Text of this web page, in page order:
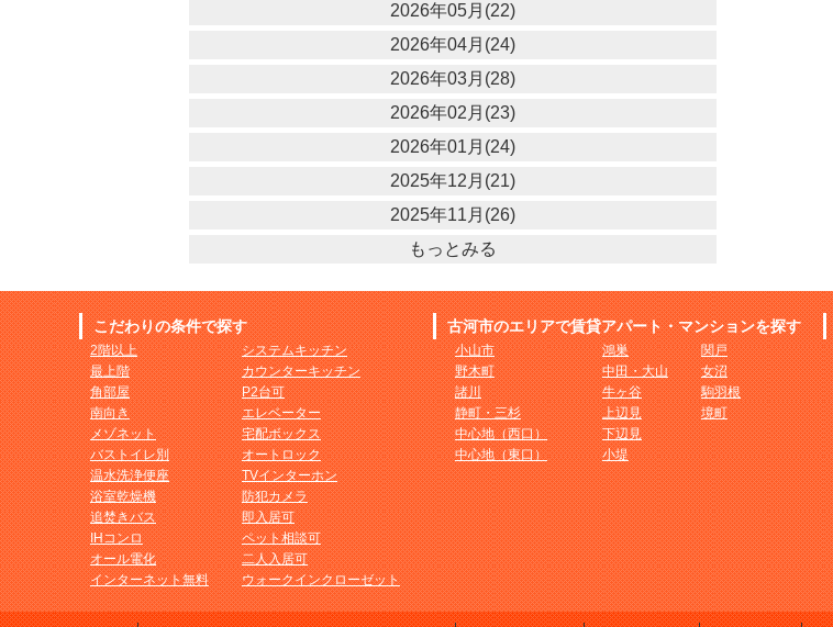
2026年05月(22)
2026年04月(24)
2026年03月(28)
2026年02月(23)
2026年01月(24)
2025年12月(21)
2025年11月(26)
もっとみる
こだわりの条件で探す
2階以上
最上階
角部屋
南向き
メゾネット
バストイレ別
温水洗浄便座
浴室乾燥機
追焚きバス
IHコンロ
オール電化
インターネット無料
システムキッチン
カウンターキッチン
P2台可
エレベーター
宅配ボックス
オートロック
TVインターホン
防犯カメラ
即入居可
ペット相談可
二人入居可
ウォークインクローゼット
古河市のエリアで賃貸アパート・マンションを探す
小山市
野木町
諸川
静町・三杉
中心地（西口）
中心地（東口）
鴻巣
中田・大山
牛ヶ谷
上辺見
下辺見
小堤
関戸
女沼
駒羽根
境町